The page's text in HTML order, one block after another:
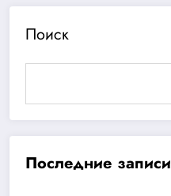
Поиск
Последние записи